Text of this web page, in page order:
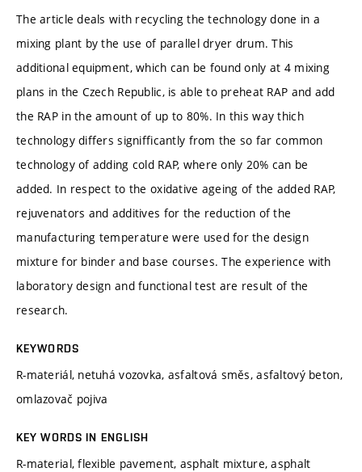
The article deals with recycling the technology done in a
mixing plant by the use of parallel dryer drum. This
additional equipment, which can be found only at 4 mixing
plans in the Czech Republic, is able to preheat RAP and add
the RAP in the amount of up to 80%. In this way thich
technology differs signifficantly from the so far common
technology of adding cold RAP, where only 20% can be
added. In respect to the oxidative ageing of the added RAP,
rejuvenators and additives for the reduction of the
manufacturing temperature were used for the design
mixture for binder and base courses. The experience with
laboratory design and functional test are result of the
research.
KEYWORDS
R-materiál, netuhá vozovka, asfaltová směs, asfaltový beton,
omlazovač pojiva
KEY WORDS IN ENGLISH
R-material, flexible pavement, asphalt mixture, asphalt